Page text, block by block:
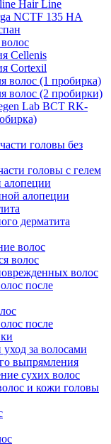
Hair Line
NCTF 135 HA
Cellenis
Cortexil
волос (1 пробирка)
волос (2 пробирки)
Lab BCT RK-
головы без
головы с гелем
алопеции
алопеции
дерматита
волос
волос
волос
после
после
за волосами
выпрямления
сухих волос
и кожи головы